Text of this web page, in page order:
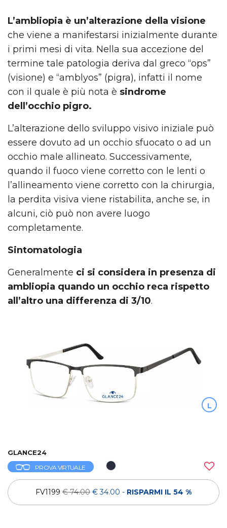
L’ambliopia è un’alterazione della visione
che viene a manifestarsi inizialmente durante
i primi mesi di vita. Nella sua accezione del
termine tale patologia deriva dal greco “ops”
(visione) e “amblyos” (pigra), infatti il nome
con il quale è più nota è sindrome
dell’occhio pigro.
L’alterazione dello sviluppo visivo iniziale può
essere dovuto ad un occhio sfuocato o ad un
occhio male allineato. Successivamente,
quando il fuoco viene corretto con le lenti o
l’allineamento viene corretto con la chirurgia,
la perdita visiva viene ristabilita, anche se, in
alcuni, ciò può non avere luogo
completamente.
Sintomatologia
Generalmente ci si considera in presenza di
ambliopia quando un occhio reca rispetto
all’altro una differenza di 3/10.
L
GLANCE24
PROVA VIRTUALE
FV1199 € 74.00 € 34.00 - RISPARMI IL 54 %